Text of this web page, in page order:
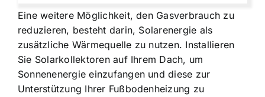
Eine weitere Möglichkeit, den Gasverbrauch zu
reduzieren, besteht darin, Solarenergie als
zusätzliche Wärmequelle zu nutzen. Installieren
Sie Solarkollektoren auf Ihrem Dach, um
Sonnenenergie einzufangen und diese zur
Unterstützung Ihrer Fußbodenheizung zu